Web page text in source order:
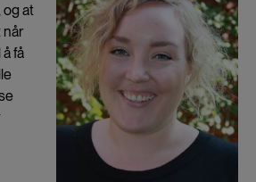
og at
når
få